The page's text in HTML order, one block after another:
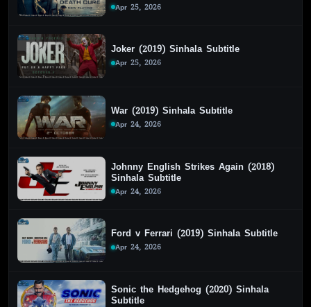
Apr 25, 2026
Joker (2019) Sinhala Subtitle
Apr 25, 2026
War (2019) Sinhala Subtitle
Apr 24, 2026
Johnny English Strikes Again (2018)
Sinhala Subtitle
Apr 24, 2026
Ford v Ferrari (2019) Sinhala Subtitle
Apr 24, 2026
Sonic the Hedgehog (2020) Sinhala
Subtitle